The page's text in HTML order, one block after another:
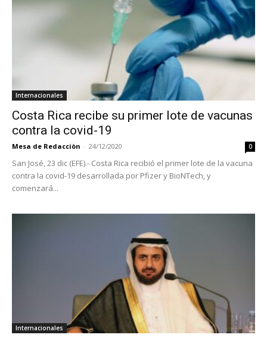
Internacionales
Costa Rica recibe su primer lote de vacunas
contra la covid-19
Mesa de Redacciòn - 24/12/2020 0
San José, 23 dic (EFE).- Costa Rica recibió el primer lote de la vacuna
contra la covid-19 desarrollada por Pfizer y BioNTech, y
comenzará...
Internacionales